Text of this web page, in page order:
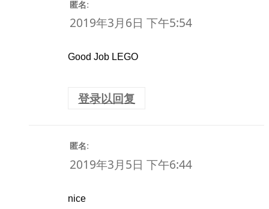
匿名:
2019年3月6日 下午5:54
Good Job LEGO
登录以回复
匿名:
2019年3月5日 下午6:44
nice